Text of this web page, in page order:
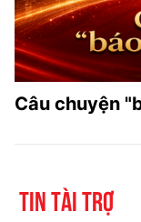
Câu chuyện